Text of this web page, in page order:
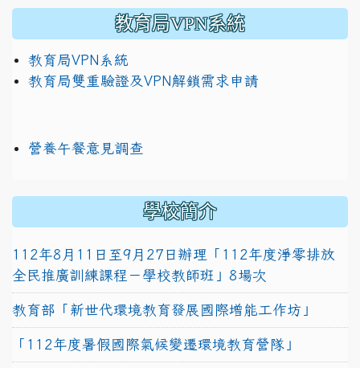
教育局VPN系統
教育局VPN系統
教育局雙重驗證及VPN解鎖需求申請
營養午餐意見調查
學校簡介
112年8月11日至9月27日辦理「112年度淨零排放
全民推廣訓練課程－學校教師班」8場次
教育部「新世代環境教育發展國際增能工作坊」
「112年度暑假國際氣候變遷環境教育營隊」